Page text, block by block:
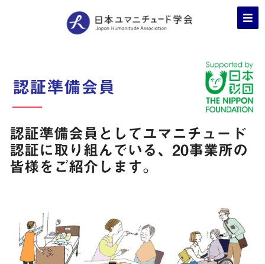
認証準備会員
認証準備会員としてユマニチュード
認証に取り組んでいる、20事業所の
皆様をご紹介します。